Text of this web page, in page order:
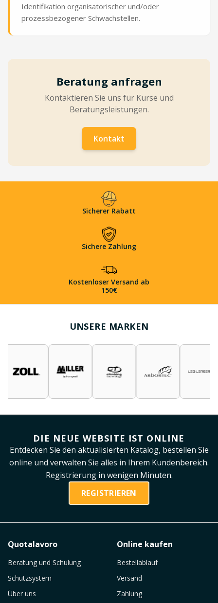
Identifikation organisatorischer und/oder
prozessbezogener Schwachstellen.
Beratung anfragen
Kontaktieren Sie uns für Kurse und
Beratungsleistungen.
Kontakt
Sicherer Rabatt
Sichere Zahlung
Kostenloser Versand ab
150€
UNSERE MARKEN
DIE NEUE WEBSITE IST ONLINE
Entdecken Sie den aktualisierten Katalog, bestellen Sie
online und verwalten Sie alles in Ihrem Kundenbereich.
Registrierung in wenigen Minuten.
REGISTRIEREN
Quotalavoro
Beratung und Schulung
Schutzsystem
Über uns
Online kaufen
Bestellablauf
Versand
Zahlung